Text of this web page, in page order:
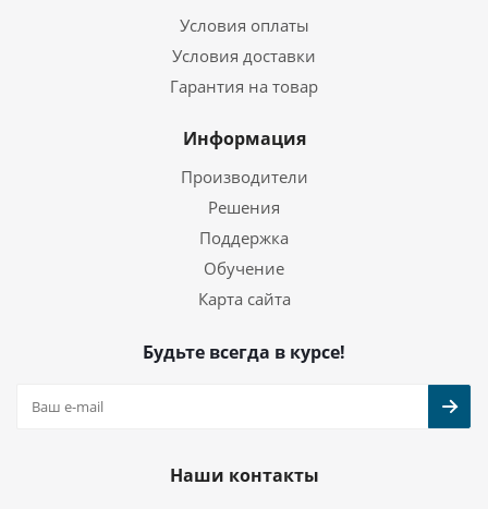
Условия оплаты
Условия доставки
Гарантия на товар
Информация
Производители
Решения
Поддержка
Обучение
Карта сайта
Будьте всегда в курсе!
Наши контакты